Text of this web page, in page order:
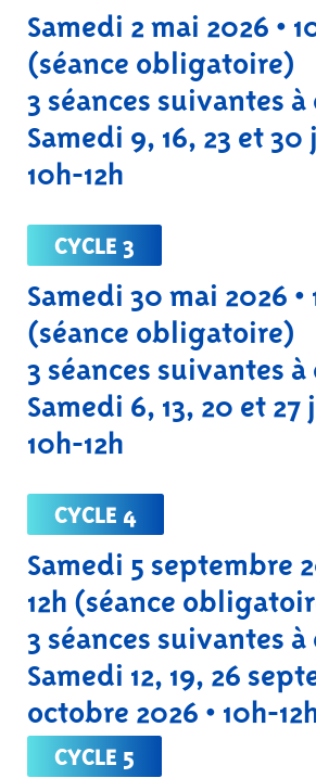
Samedi 2 mai 2026 •
(séance obligatoire)
3 séances suivantes
Samedi 9, 16, 23 et
10h-12h
CYCLE 3
Samedi 30 mai 2026 •
(séance obligatoire)
3 séances suivantes
Samedi 6, 13, 20 et
10h-12h
CYCLE 4
Samedi 5 septembre
12h (séance
3 séances suivantes
Samedi 12, 19, 26
octobre 2026 • 10h-
CYCLE 5